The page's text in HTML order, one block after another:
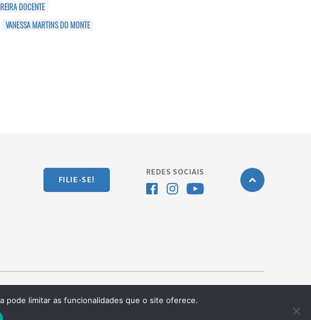
DOCENTE
VANESSA MARTINS DO MONTE
FILIE-SE!
REDES SOCIAIS
Desenvolvido pela
pode limitar as funcionalidades que o site oferece.